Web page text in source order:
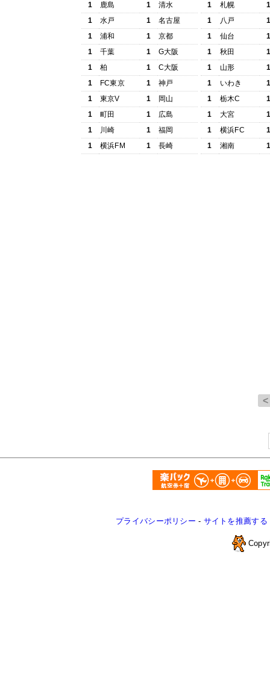
1 鹿島 1
清水
1
水戸 1
名古屋
1
浦和 1
京都
1
千葉 1
G大阪
1
柏 1
C大阪
1
FC東京 1
神戸
1
東京V 1
岡山
1
町田 1
広島
1
川崎 1
福岡
1
横浜FM 1 長崎
1 札幌
1
八戸
1
仙台
1
秋田
1
山形
1
いわき
1
栃木C
1
大宮
1
横浜FC
1
湘南
プライバシーポリシー - サイトを推薦する